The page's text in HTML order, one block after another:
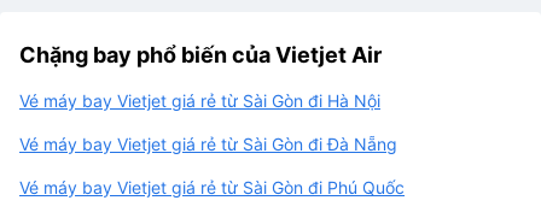
Chặng bay phổ biến của Vietjet Air
Vé máy bay Vietjet giá rẻ từ Sài Gòn đi Hà Nội
Vé máy bay Vietjet giá rẻ từ Sài Gòn đi Đà Nẵng
Vé máy bay Vietjet giá rẻ từ Sài Gòn đi Phú Quốc